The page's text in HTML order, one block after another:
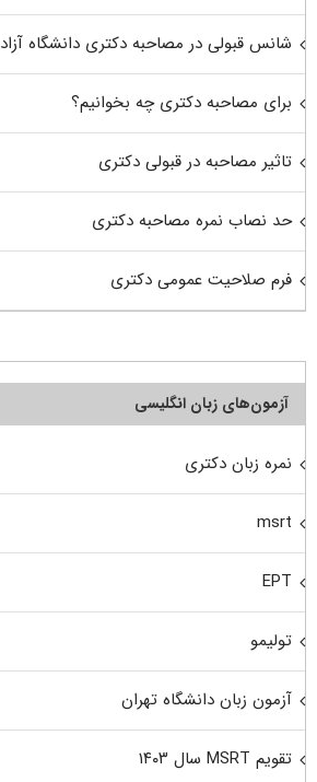
شانس قبولی در مصاحبه دکتری دانشگاه آزاد
برای مصاحبه دکتری چه بخوانیم؟
تاثیر مصاحبه در قبولی دکتری
حد نصاب نمره مصاحبه دکتری
فرم صلاحیت عمومی دکتری
آزمون‌های زبان انگلیسی
نمره زبان دکتری
msrt
EPT
تولیمو
آزمون زبان دانشگاه تهران
تقویم MSRT سال ۱۴۰۳